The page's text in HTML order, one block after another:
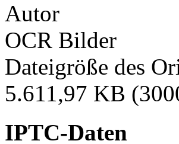
Autor
OCR Bilder
Dateigröße des
5.611,97 KB
IPTC-Daten